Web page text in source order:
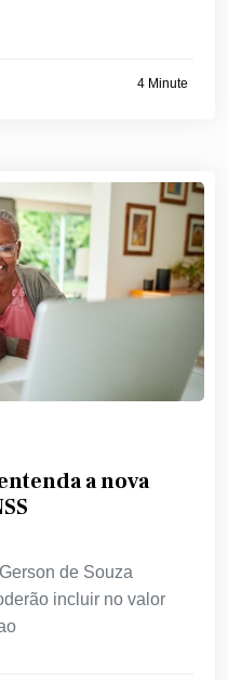
4 Minute
a nova
de Souza
incluir no valor